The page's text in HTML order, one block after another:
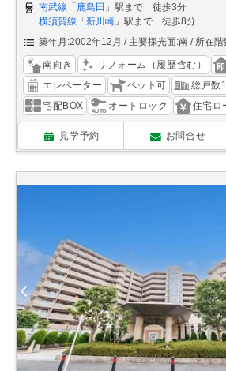
南武線 「 鹿島田 」駅まで 徒歩3分
横須賀線 「新川崎 」駅まで 徒歩8分
築年月:2002年12月
主要採光面:南 所在
南向き リフォーム（履歴含む）
エレベーター
ペット可
総戸数
宅配BOX
オートロック 住宅ロ
見学予約 お問合せ